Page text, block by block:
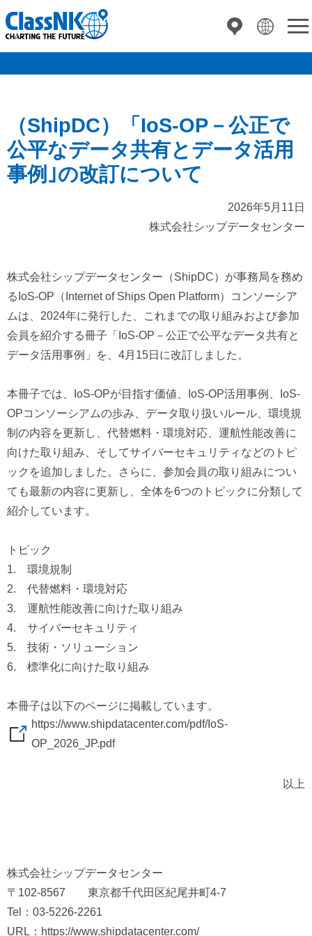
（ShipDC）「IoS-OP－公正で
公平なデータ共有とデータ活用
事例｣の改訂について
2026年5月11日
株式会社シップデータセンター
株式会社シップデータセンター（ShipDC）が事務局を務め
るIoS-OP（Internet of Ships Open Platform）コンソーシア
ムは、2024年に発行した、これまでの取り組みおよび参加
会員を紹介する冊子「IoS-OP－公正で公平なデータ共有と
データ活用事例」を、4月15日に改訂しました。
本冊子では、IoS-OPが目指す価値、IoS-OP活用事例、IoS-
OPコンソーシアムの歩み、データ取り扱いルール、環境規
制の内容を更新し、代替燃料・環境対応、運航性能改善に
向けた取り組み、そしてサイバーセキュリティなどのトピ
ックを追加しました。さらに、参加会員の取り組みについ
ても最新の内容に更新し、全体を6つのトピックに分類して
紹介しています。
トピック
1. 環境規制
2. 代替燃料・環境対応
3. 運航性能改善に向けた取り組み
4. サイバーセキュリティ
5. 技術・ソリューション
6. 標準化に向けた取り組み
本冊子は以下のページに掲載しています。
https://www.shipdatacenter.com/pdf/IoS-
OP_2026_JP.pdf
以上
株式会社シップデータセンター
〒102-8567 東京都千代田区紀尾井町4-7
Tel：03-5226-2261
URL：https://www.shipdatacenter.com/